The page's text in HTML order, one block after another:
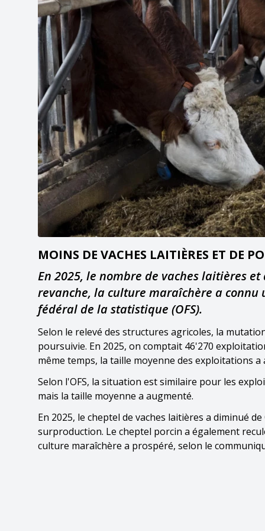
MOINS DE VACHES LAITIÈRES ET DE
En 2025, le nombre de vaches laitières
revanche, la culture maraîchère a
fédéral de la statistique (OFS).
Selon le relevé des structures agricoles, la
poursuivie. En 2025, on comptait 46'270
même temps, la taille moyenne des exploitations
Selon l'OFS, la situation est similaire pour les
mais la taille moyenne a augmenté.
En 2025, le cheptel de vaches laitières a diminué
surproduction. Le cheptel porcin a également
culture maraîchère a prospéré, selon le